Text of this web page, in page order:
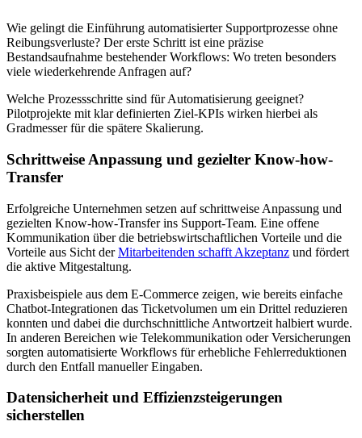
Wie gelingt die Einführung automatisierter Supportprozesse ohne
Reibungsverluste? Der erste Schritt ist eine präzise
Bestandsaufnahme bestehender Workflows: Wo treten besonders
viele wiederkehrende Anfragen auf?
Welche Prozessschritte sind für Automatisierung geeignet?
Pilotprojekte mit klar definierten Ziel-KPIs wirken hierbei als
Gradmesser für die spätere Skalierung.
Schrittweise Anpassung und gezielter Know-how-
Transfer
Erfolgreiche Unternehmen setzen auf schrittweise Anpassung und
gezielten Know-how-Transfer ins Support-Team. Eine offene
Kommunikation über die betriebswirtschaftlichen Vorteile und die
Vorteile aus Sicht derMitarbeitenden schafft Akzeptanz und fördert
die aktive Mitgestaltung.
Praxisbeispiele aus dem E-Commerce zeigen, wie bereits einfache
Chatbot-Integrationen das Ticketvolumen um ein Drittel reduzieren
konnten und dabei die durchschnittliche Antwortzeit halbiert wurde.
In anderen Bereichen wie Telekommunikation oder Versicherungen
sorgten automatisierte Workflows für erhebliche Fehlerreduktionen
durch den Entfall manueller Eingaben.
Datensicherheit und Effizienzsteigerungen
sicherstellen